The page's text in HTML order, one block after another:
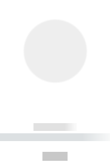
------------
----------- ----------